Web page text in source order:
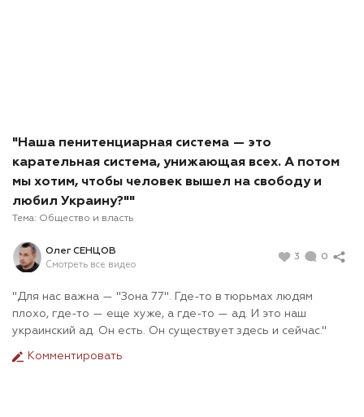
"Наша пенитенциарная система — это
карательная система, унижающая всех. А потом
мы хотим, чтобы человек вышел на свободу и
любил Украину?""
Тема: Общество и власть
Олег СЕНЦОВ
Смотреть все видео
3 0
"Для нас важна — "Зона 77". Где-то в тюрьмах людям
плохо, где-то — еще хуже, а где-то — ад. И это наш
украинский ад. Он есть. Он существует здесь и сейчас."
Комментировать